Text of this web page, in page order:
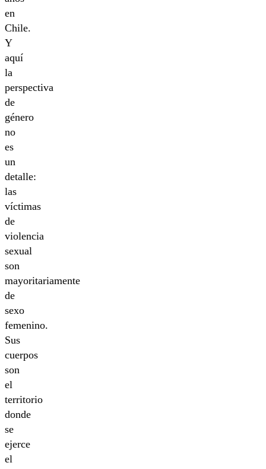
en
Chile.
Y
aquí
la
perspectiva
de
género
no
es
un
detalle:
las
víctimas
de
violencia
sexual
son
mayoritariamente
de
sexo
femenino.
Sus
cuerpos
son
el
territorio
donde
se
ejerce
el